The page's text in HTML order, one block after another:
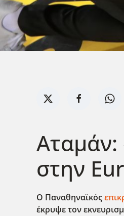
Αταμάν:
στην
Ο Παναθηναϊκός
έκρυψε τον